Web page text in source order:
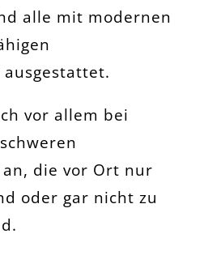
alle mit modernen
vor allem bei
die vor Ort nur
oder gar nicht zu